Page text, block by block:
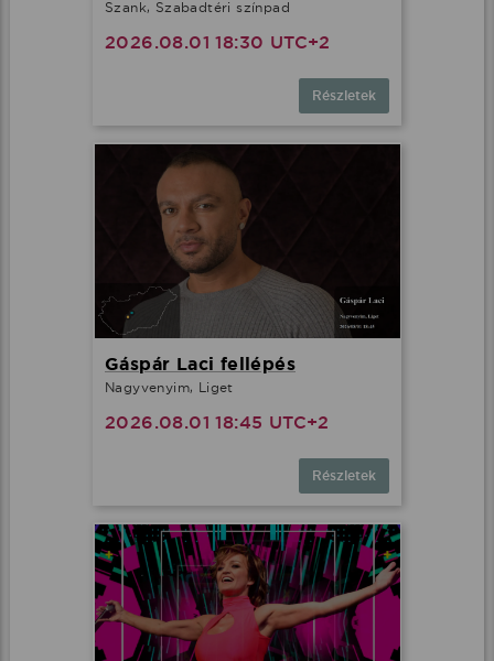
Szank, Szabadtéri színpad
2026.08.01 18:30 UTC+2
Részletek
Gáspár Laci fellépés
Nagyvenyim, Liget
2026.08.01 18:45 UTC+2
Részletek